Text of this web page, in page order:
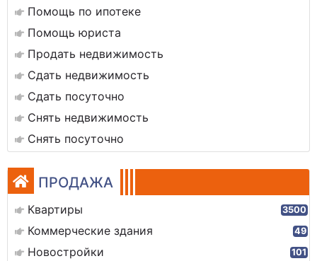
Помощь по ипотеке
Помощь юриста
Продать недвижимость
Сдать недвижимость
Сдать посуточно
Снять недвижимость
Снять посуточно
ПРОДАЖА
Квартиры 3500
Коммерческие здания 49
Новостройки 101